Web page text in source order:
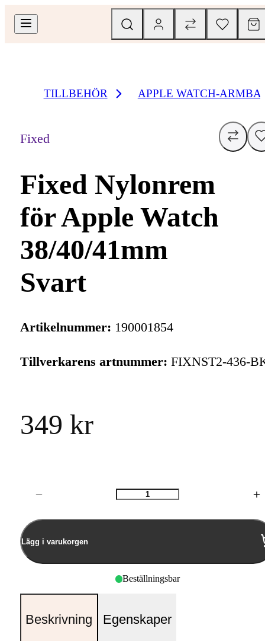
TILLBEHÖR APPLE WATCH-
Fixed
Fixed Nylonrem
för Apple Watch
38/40/41mm
Svart
Artikelnummer: 190001854
Tillverkarens artnummer: FIXNST2-436-
349 kr
Antal
Lägg i varukorgen
Beställningsbar
Beskrivning Egenskaper